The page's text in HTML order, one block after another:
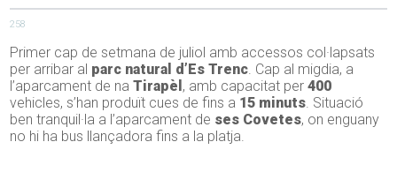
258
Primer cap de setmana de juliol amb accessos col·lapsats
per arribar al parc natural d’Es Trenc. Cap al migdia, a
l’aparcament de naTirapèl , amb capacitat per400
vehicles, s’han produït cues de fins a 15 minuts. Situació
ben tranquil·la a l’aparcament de ses Covetes, on enguany
no hi ha bus llançadora fins a la platja.